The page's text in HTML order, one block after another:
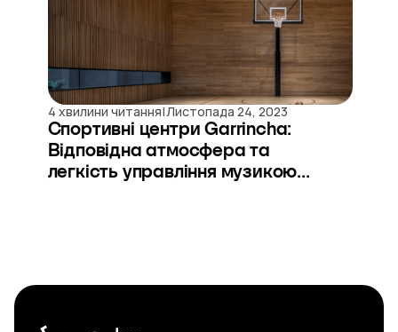
4 хвилини читання|Листопада 24, 2023
Спортивні центри Garrincha:
Відповідна атмосфера та
легкість управління музикою...